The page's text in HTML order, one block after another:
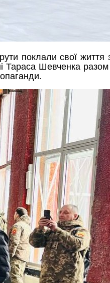
поклали свої
Тараса Шевченка